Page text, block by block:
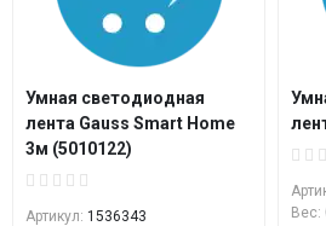
Умная светодиодная
лента Gauss Smart Home
3м (5010122)
Артикул: 1536343
Вес: